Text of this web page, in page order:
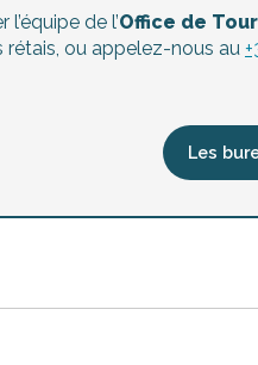
de l’Office de
rétais, ou appelez-nous au
Les